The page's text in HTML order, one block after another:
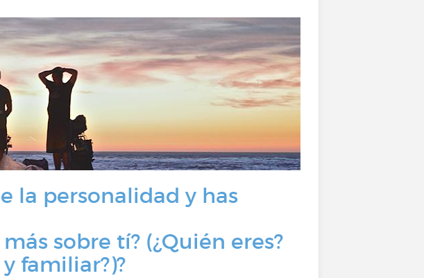
la personalidad y has
sobre tí? (¿Quién eres?
familiar?)?